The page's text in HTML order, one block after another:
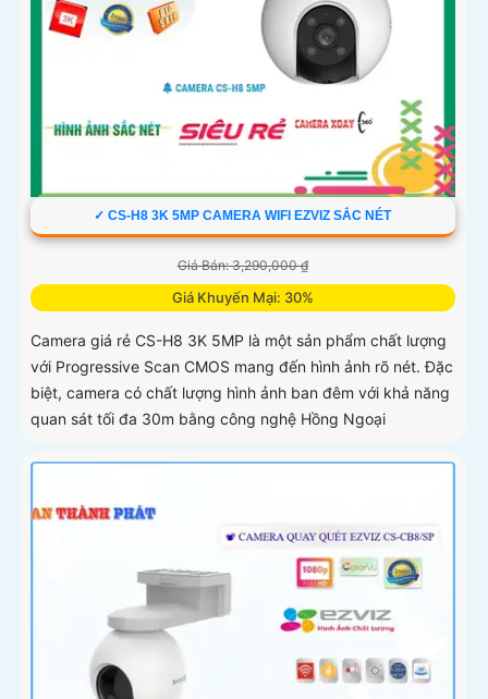
✓ CS-H8 3K 5MP CAMERA WIFI EZVIZ SẮC NÉT
Giá Bán: 3,290,000 ₫
Giá Khuyến Mại: 30%
Camera giá rẻ CS-H8 3K 5MP là một sản phẩm chất lượng
với Progressive Scan CMOS mang đến hình ảnh rõ nét. Đặc
biệt, camera có chất lượng hình ảnh ban đêm với khả năng
quan sát tối đa 30m bằng công nghệ Hồng Ngoại